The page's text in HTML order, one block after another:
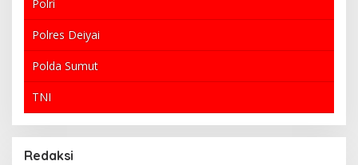
Polri
Polres Deiyai
Polda Sumut
TNI
Redaksi